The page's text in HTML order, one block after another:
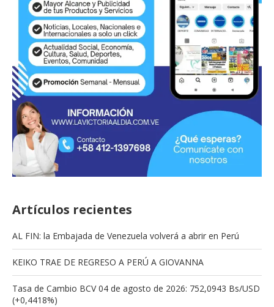
Artículos recientes
AL FIN: la Embajada de Venezuela volverá a abrir en Perú
KEIKO TRAE DE REGRESO A PERÚ A GIOVANNA
Tasa de Cambio BCV 04 de agosto de 2026: 752,0943 Bs/USD
(+0,4418%)